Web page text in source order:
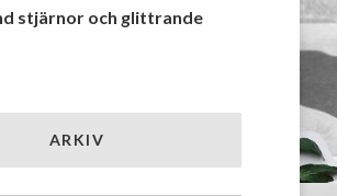
stjärnor och glittrande
ARKIV